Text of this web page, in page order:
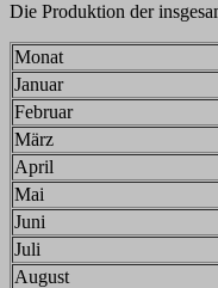
Die Produktion der
Monat
Januar
Februar
März
April
Mai
Juni
Juli
August